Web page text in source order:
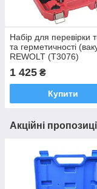
Набір для перевірки
та герметичності
REWOLT (T3076)
гальмівної рідини
1 425 ₴
Купити
Акційні